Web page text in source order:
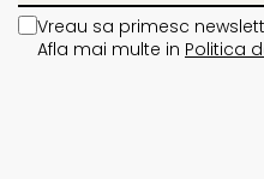
Vreau sa primesc
Afla mai multe in Politica